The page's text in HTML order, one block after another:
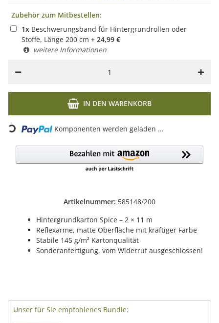
Artikelnummer: 585148/200
Hintergrundkarton Spice – 2 × 11 m
Reflexarme, matte Oberfläche mit kräftiger Farbe
Stabile 145 g/m² Kartonqualität
Sonderanfertigung, vom Widerruf ausgeschlossen!
Zubehör zum Mitbestellen:
1x Beschwerungsband für Hintergrundrollen oder
Stoffe, Länge 200 cm + 24,99 €
weitere Informationen
IN DEN WARENKORB
Loading... Komponenten werden geladen ...
Unser für Sie empfohlenes Bundle: